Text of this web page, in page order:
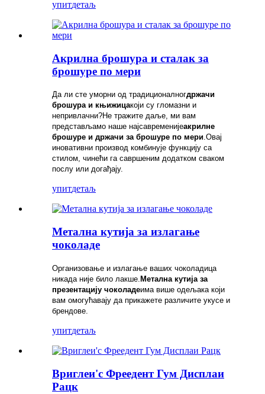
упитдетаљ
Акрилна брошура и сталак за
брошуре по мери
Да ли сте уморни од традиционалногдржачи
брошура и књижицакоји су гломазни и
непривлачни?Не тражите даље, ми вам
представљамо наше најсавременијеакрилне
брошуре и држачи за брошуре по мери.Овај
иновативни производ комбинује функцију са
стилом, чинећи га савршеним додатком сваком
послу или догађају.
упитдетаљ
Метална кутија за излагање
чоколаде
Организовање и излагање ваших чоколадица
никада није било лакше. Метална кутија за
презентацију чоколадеима више одељака који
вам омогућавају да прикажете различите укусе и
брендове.
упитдетаљ
Вриглеи'с Фреедент Гум Дисплаи
Рацк